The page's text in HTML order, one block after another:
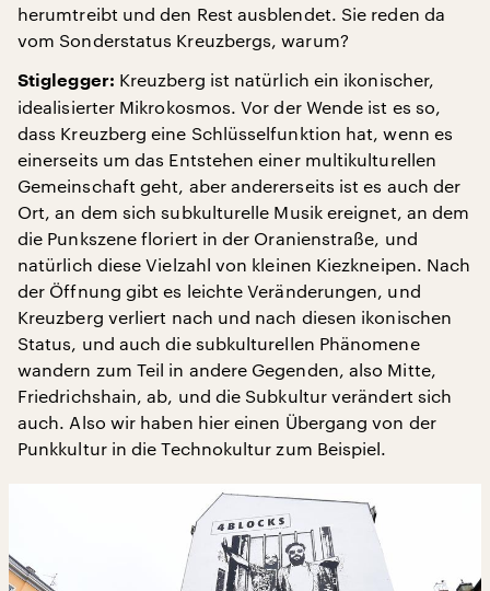
herumtreibt und den Rest ausblendet. Sie reden da
vom Sonderstatus Kreuzbergs, warum?
Stiglegger: Kreuzberg ist natürlich ein ikonischer,
idealisierter Mikrokosmos. Vor der Wende ist es so,
dass Kreuzberg eine Schlüsselfunktion hat, wenn es
einerseits um das Entstehen einer multikulturellen
Gemeinschaft geht, aber andererseits ist es auch der
Ort, an dem sich subkulturelle Musik ereignet, an dem
die Punkszene floriert in der Oranienstraße, und
natürlich diese Vielzahl von kleinen Kiezkneipen. Nach
der Öffnung gibt es leichte Veränderungen, und
Kreuzberg verliert nach und nach diesen ikonischen
Status, und auch die subkulturellen Phänomene
wandern zum Teil in andere Gegenden, also Mitte,
Friedrichshain, ab, und die Subkultur verändert sich
auch. Also wir haben hier einen Übergang von der
Punkkultur in die Technokultur zum Beispiel.